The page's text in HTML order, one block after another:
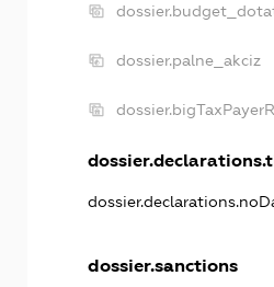
dossier.palne_akciz
dossier.sanctions